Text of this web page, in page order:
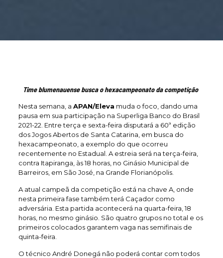
Time blumenauense busca o hexacampeonato da competição
Nesta semana, a APAN/Eleva muda o foco, dando uma
pausa em sua participação na Superliga Banco do Brasil
2021-22. Entre terça e sexta-feira disputará a 60ª edição
dos Jogos Abertos de Santa Catarina, em busca do
hexacampeonato, a exemplo do que ocorreu
recentemente no Estadual. A estreia será na terça-feira,
contra Itapiranga, às 18 horas, no Ginásio Municipal de
Barreiros, em São José, na Grande Florianópolis.
A atual campeã da competição está na chave A, onde
nesta primeira fase também terá Caçador como
adversária. Esta partida acontecerá na quarta-feira, 18
horas, no mesmo ginásio. São quatro grupos no total e os
primeiros colocados garantem vaga nas semifinais de
quinta-feira.
O técnico André Donegá não poderá contar com todos